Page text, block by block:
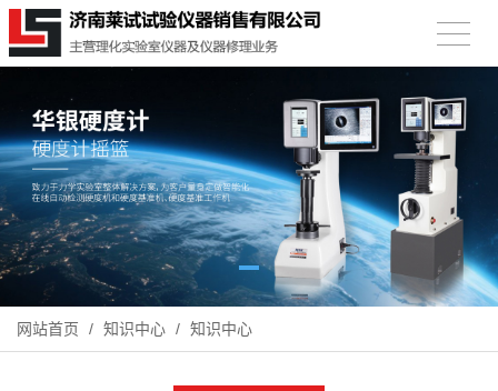
网站首页 / 知识中心 / 知识中心